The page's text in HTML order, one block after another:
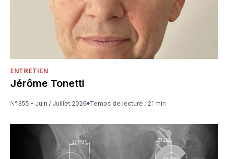
ENTRETIEN
Jérôme Tonetti
N°355 - Juin / Juillet 2026 Temps de lecture : 21 min